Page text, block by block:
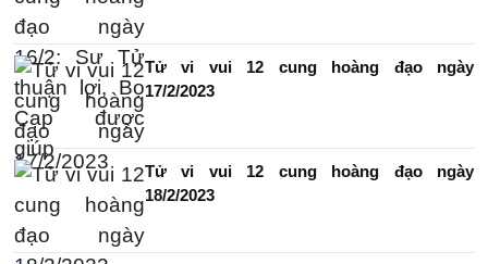
Tử vi vui 12 cung hoàng đạo ngày
17/2/2023
Tử vi vui 12 cung hoàng đạo ngày
18/2/2023